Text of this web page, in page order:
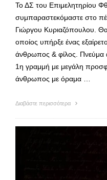
Το ΔΣ του Επιμελητηρίου
συμπαραστεκόμαστε στο
Γιώργου Κυριαζόπουλου.
οποίος υπήρξε ένας
άνθρωπος & φίλος. Πνεύμα
1η γραμμή με μεγάλη
άνθρωπος με όραμα …
Διαβάστε περισσότερα